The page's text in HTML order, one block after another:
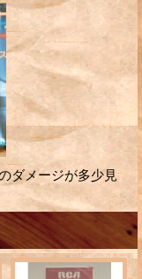
ダメージが多少見